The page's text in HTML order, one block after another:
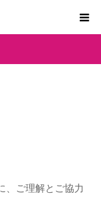
、ご理解とご協力